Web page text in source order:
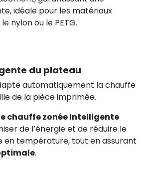
idéale pour les matériaux
nylon ou le PETG.
du plateau
automatiquement la chauffe
de la pièce imprimée.
chauffe zonée intelligente
de l’énergie et de réduire le
en température, tout en assurant
.